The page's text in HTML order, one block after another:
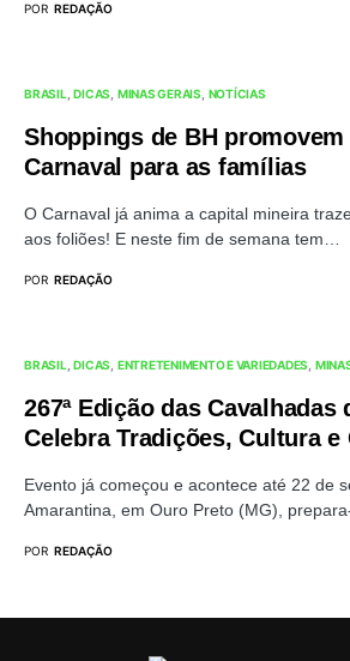
POR REDAÇÃO
BRASIL DICAS MINAS GERAIS NOTÍCIAS
Shoppings de BH
Carnaval para as famílias
O Carnaval já anima a capital mineira
aos foliões! E neste fim de semana tem…
POR REDAÇÃO
BRASIL DICAS ENTRETENIMENTO E VARIEDADES
267ª Edição das Cavalhadas
Celebra Tradições, Cultura
Evento já começou e acontece até 22 de
Amarantina, em Ouro Preto (MG),
POR REDAÇÃO